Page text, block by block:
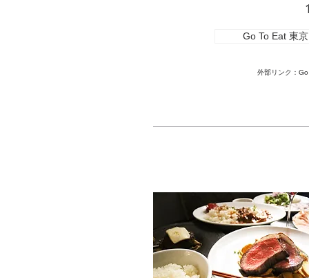
Go To Eat 東
外部リンク：